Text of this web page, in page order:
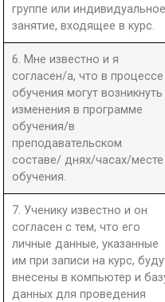
группе или индивидуальное
занятие, входящее в курс.
6. Мне известно и я
согласен/а, что в процессе
обучения могут возникнуть
изменения в программе
обучения/в
преподавательском
составе/ днях/часах/месте
обучения.
7. Ученику известно и он
согласен с тем, что его
личные данные, указанные
им при записи на курс,
внесены в компьютер и
данных для проведения